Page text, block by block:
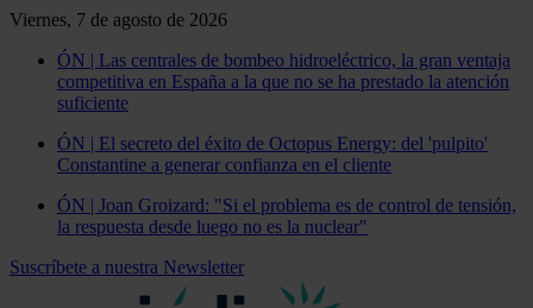
Viernes, 7 de agosto de 2026
ÓN | Las centrales de bombeo hidroeléctrico, la gran ventaja
competitiva en España a la que no se ha prestado la atención
suficiente
ÓN | El secreto del éxito de Octopus Energy: del 'pulpito'
Constantine a generar confianza en el cliente
ÓN | Joan Groizard: "Si el problema es de control de tensión,
la respuesta desde luego no es la nuclear"
Suscríbete a nuestra Newsletter